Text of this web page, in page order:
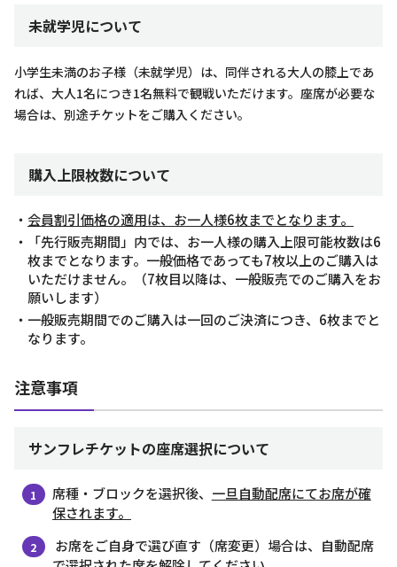
未就学児について
小学生未満のお子様（未就学児）は、同伴される大人の膝上であ
れば、大人1名につき1名無料で観戦いただけます。座席が必要な
場合は、別途チケットをご購入ください。
購入上限枚数について
・ 会員割引価格の適用は、お一人様6枚までとなります。
・「先行販売期間」内では、お一人様の購入上限可能枚数は6
枚までとなります。一般価格であっても7枚以上のご購入は
いただけません。（7枚目以降は、一般販売でのご購入をお
願いします）
・一般販売期間でのご購入は一回のご決済につき、6枚までと
なります。
注意事項
サンフレチケットの座席選択について
席種・ブロックを選択後、 一旦自動配席にてお席が確
保されます。
お席をご自身で選び直す（席変更）場合は、自動配席